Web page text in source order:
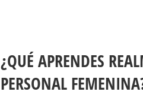
¿QUÉ APRENDES
PERSONAL